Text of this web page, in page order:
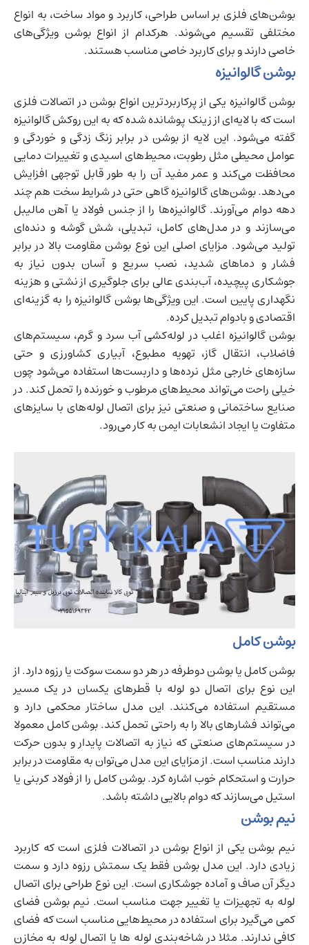
بوشن‌های فلزی بر اساس طراحی، کاربرد و مواد ساخت، به انواع
مختلفی تقسیم می‌شوند. هرکدام از انواع بوشن ویژگی‌های
خاصی دارند و برای کاربرد خاصی مناسب هستند.
بوشن گالوانیزه
بوشن گالوانیزه یکی از پرکاربردترین انواع بوشن در اتصالات فلزی
است که با لایه‌ای از زینک پوشانده شده که به این روکش گالوانیزه
گفته می‌شود. این لایه از بوشن در برابر زنگ زدگی و خوردگی و
عوامل محیطی مثل رطوبت، محیط‌های اسیدی و تغییرات دمایی
محافظت می‌کند و عمر مفید آن را به طور قابل توجهی افزایش
می‌دهد. بوشن‌های گالوانیزه گاهی حتی در شرایط سخت هم چند
دهه دوام می‌آورند. گالوانیزه‌ها را از جنس فولاد یا آهن مالیبل
می‌سازند و در مدل‌های کامل، تبدیلی، شش گوشه و دنده‌ای
تولید می‌شود. مزایای اصلی این نوع بوشن مقاومت بالا در برابر
فشار و دماهای شدید، نصب سریع و آسان بدون نیاز به
جوشکاری پیچیده، آب‌بندی عالی برای جلوگیری از نشتی و هزینه
نگهداری پایین است. این ویژگی‌ها بوشن گالوانیزه را به گزینه‌ای
اقتصادی و بادوام تبدیل کرده.
بوشن گالوانیزه اغلب در لوله‌کشی آب سرد و گرم، سیستم‌های
فاضلاب، انتقال گاز، تهویه مطبوع، آبیاری کشاورزی و حتی
سازه‌های خارجی مثل نرده‌ها و داربست‌ها استفاده می‌شود چون
خیلی راحت می‌تواند محیط‌های مرطوب و خورنده را تحمل کند. در
صنایع ساختمانی و صنعتی نیز برای اتصال لوله‌های با سایزهای
متفاوت یا ایجاد انشعابات ایمن به کار می‌رود.
بوشن کامل
بوشن کامل یا بوشن دوطرفه در هر دو سمت سوکت یا رزوه دارد. از
این نوع برای اتصال دو لوله با قطرهای یکسان در یک مسیر
مستقیم استفاده می‌کنند. این مدل ساختار محکمی دارد و
می‌تواند فشارهای بالا را به راحتی تحمل کند. بوشن کامل معمولا
در سیستم‌های صنعتی که نیاز به اتصالات پایدار و بدون حرکت
دارند مناسب است. از مزایای این مدل می‌توان به مقاومت در برابر
حرارت و استحکام خوب اشاره کرد. بوشن کامل را از فولاد کربنی یا
استیل می‌سازند که دوام بالایی داشته باشد.
نیم بوشن
نیم بوشن یکی از انواع بوشن در اتصالات فلزی است که کاربرد
زیادی دارد. این مدل بوشن فقط یک سمتش رزوه دارد و سمت
دیگر آن صاف و آماده جوشکاری است. این نوع طراحی برای اتصال
لوله به تجهیزات یا تغییر جهت مناسب است. نیم بوشن فضای
کمی می‌گیرد برای استفاده در محیط‌هایی مناسب است که فضای
کافی ندارند. مثلا در شاخه‌بندی لوله ها یا اتصال لوله به مخازن